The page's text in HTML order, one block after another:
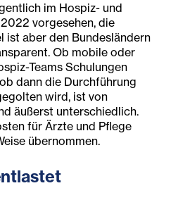
im Hospiz- und
vorgesehen, die
ist aber den Bundesländern
Ob mobile oder
Teams Schulungen
dann die Durchführung
wird, ist von
äußerst unterschiedlich.
für Ärzte und Pflege
übernommen.